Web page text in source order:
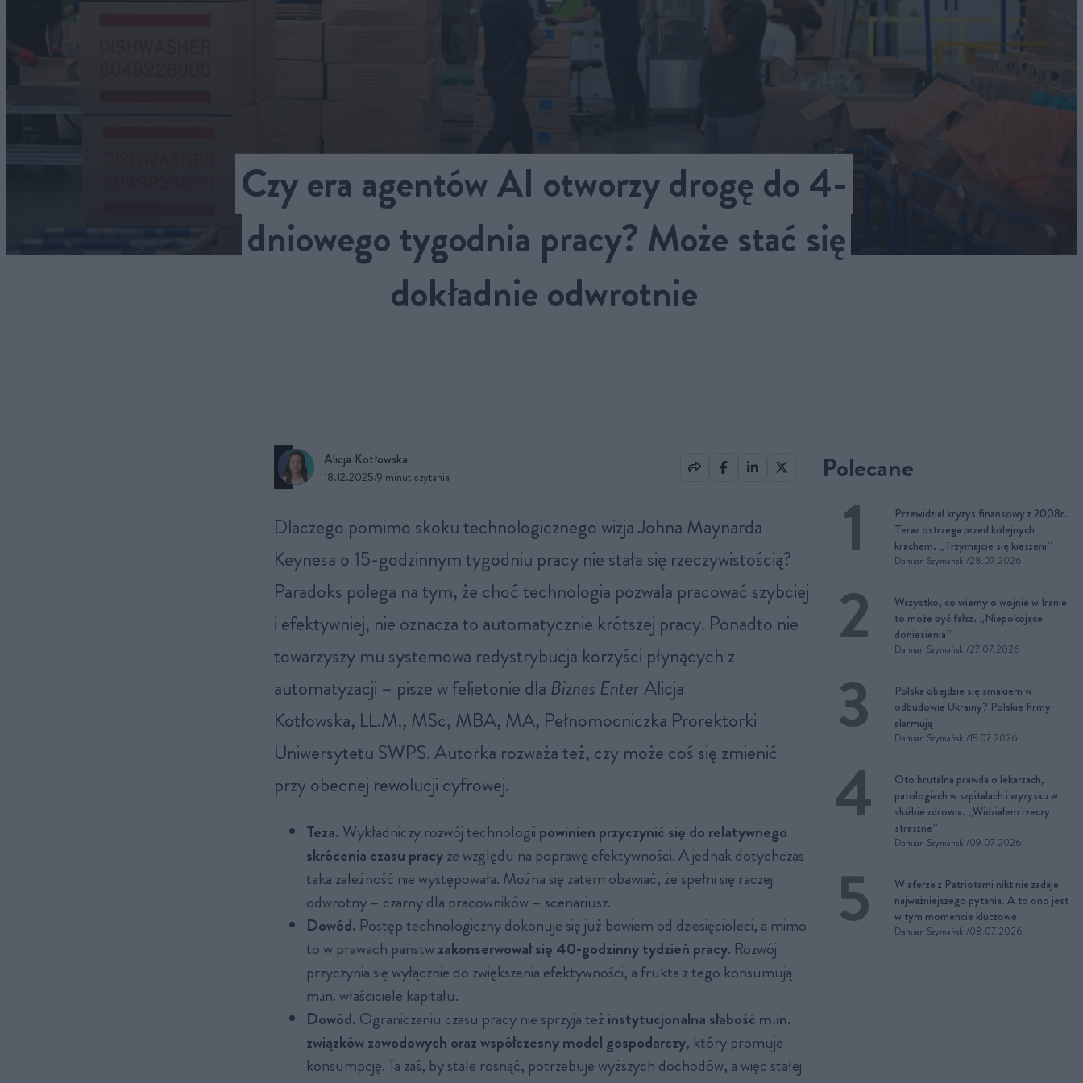
Czy era agentów AI otworzy drogę do 4-
dniowego tygodnia pracy? Może stać się
dokładnie odwrotnie
Alicja Kotłowska
18.12.2025/9 minut czytania
Dlaczego pomimo skoku technologicznego wizja Johna Maynarda
Keynesa o 15-godzinnym tygodniu pracy nie stała się rzeczywistością?
Paradoks polega na tym, że choć technologia pozwala pracować szybciej
i efektywniej, nie oznacza to automatycznie krótszej pracy. Ponadto nie
towarzyszy mu systemowa redystrybucja korzyści płynących z
automatyzacji – pisze w felietonie dla Biznes EnterAlicja
Kotłowska, LL.M., MSc, MBA, MA, Pełnomocniczka Prorektorki
Uniwersytetu SWPS. Autorka rozważa też, czy może coś się zmienić
przy obecnej rewolucji cyfrowej.
Teza. Wykładniczy rozwój technologii powinien przyczynić się do relatywnego
skrócenia czasu pracyze względu na poprawę efektywności. A jednak dotychczas
taka zależność nie występowała. Można się zatem obawiać, że spełni się raczej
odwrotny – czarny dla pracowników – scenariusz.
Dowód. Postęp technologiczny dokonuje się już bowiem od dziesięcioleci, a mimo
to w prawach państw zakonserwował się 40-godzinny tydzień pracy. Rozwój
przyczynia się wyłącznie do zwiększenia efektywności, a frukta z tego konsumują
m.in. właściciele kapitału.
Dowód. Ograniczaniu czasu pracy nie sprzyja też instytucjonalna słabość m.in.
związków zawodowych oraz współczesny model gospodarczy, który promuje
konsumpcję. Ta zaś, by stale rosnąć, potrzebuje wyższych dochodów, a więc stałej
Polecane
Przewidział kryzys finansowy z 2008r.
Teraz ostrzega przed kolejnych
krachem. „Trzymajcie się kieszeni”
Damian Szymański/28.07.2026
Wszystko, co wiemy o wojnie w Iranie
to może być fałsz. „Niepokojące
doniesienia”
Damian Szymański/27.07.2026
Polska obejdzie się smakiem w
odbudowie Ukrainy? Polskie firmy
alarmują
Damian Szymański/15.07.2026
Oto brutalna prawda o lekarzach,
patologiach w szpitalach i wyzysku w
służbie zdrowia. „Widziałem rzeczy
straszne”
Damian Szymański/09.07.2026
W aferze z Patriotami nikt nie zadaje
najważniejszego pytania. A to ono jest
w tym momencie kluczowe
Damian Szymański/08.07.2026